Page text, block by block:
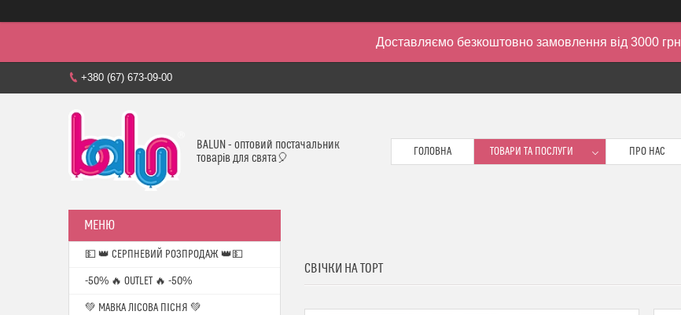
Доставляємо безкоштовно замовлення від 3000 грн
+380 (67) 673-09-00
BALUN - оптовий постачальник
товарів для свята🎈
ГОЛОВНА ТОВАРИ ТА ПОСЛУГИ ПРО НАС
СВІЧКИ НА ТОРТ
💵 👑 СЕРПНЕВИЙ РОЗПРОДАЖ 👑💵
-50% 🔥 OUTLET 🔥 -50%
💚 МАВКА ЛІСОВА ПІСНЯ 💚